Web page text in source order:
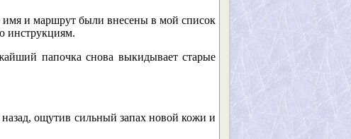
и маршрут были внесены в мой список
инструкциям.
папочка снова выкидывает старые
ощутив сильный запах новой кожи и